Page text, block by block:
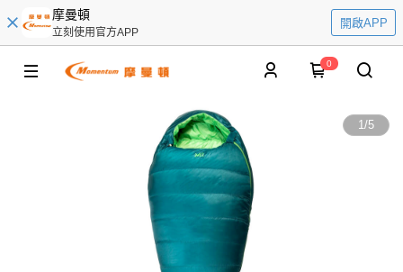
摩曼頓
立刻使用官方APP
開啟APP
0
1/5